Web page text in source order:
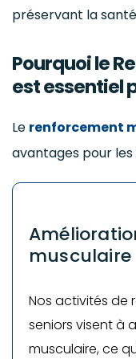
préservant la
Pourquoi le
est essentiel
Le renforcement
avantages pour
musculaire
​Nos activités de
seniors visent à
musculaire, ce